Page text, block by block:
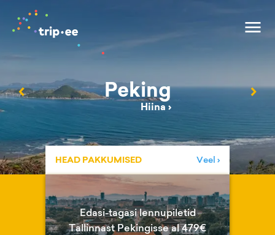
‹ Peking
Hiina ›
›
HEAD PAKKUMISED Veel ›
Edasi-tagasi lennupiletid
Tallinnast Pekingisse al 479€